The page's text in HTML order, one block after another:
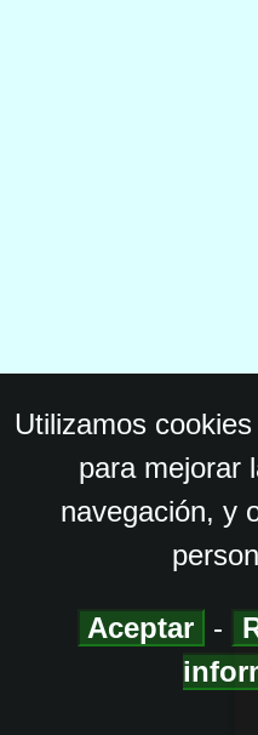
Utilizamos
para mejorar
navegación, y
Aceptar -